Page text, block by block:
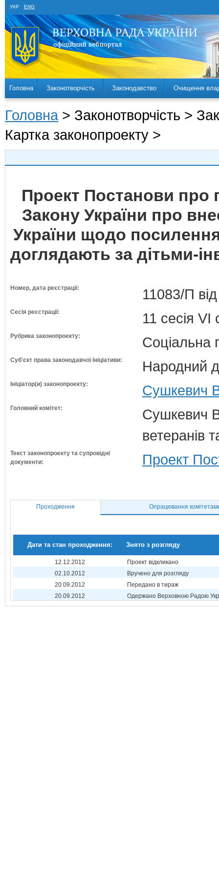
УКР ENG
Головна Законотворчість Законодавство Очищення
Головна > Законотворчість >
Картка законопроекту >
Проект Постанови про
Закону України про
України щодо посилення
доглядають за дітьми-
Номер, дата реєстрації: 11083/П
Сесія реєстрації: 11 сесія VI
Рубрика законопроекту: Соціальна
Суб'єкт права законодавчої ініціативи: Народний
Ініціатор(и) законопроекту: Сушкевич
Головний комітет:
Сушкевич
ветеранів
Текст законопроекту та супровідні
документи:
Проект
Проходження Опрацювання
Дати та стан проходження: Знято з розгляду
12.12.2012
Проект відкликано
02.10.2012
Вручено для розгляду
20.09.2012
Передано в тираж
20.09.2012
Одержано Верховною Радою